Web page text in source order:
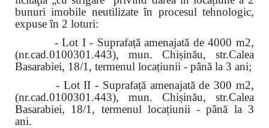
bunuri imobile neutilizate în procesul tehnologic,
expuse în 2 loturi:
- Lot I - Suprafață amenajată de 4000 m2,
(nr.cad.0100301.443), mun. Chișinău, str.Calea
Basarabiei, 18/1, termenul locațiunii - până la 3 ani;
- Lot II - Suprafață amenajată de 300 m2,
(nr.cad.0100301.443), mun. Chișinău, str.Calea
Basarabiei, 18/1, termenul locațiunii - până la 3
ani.